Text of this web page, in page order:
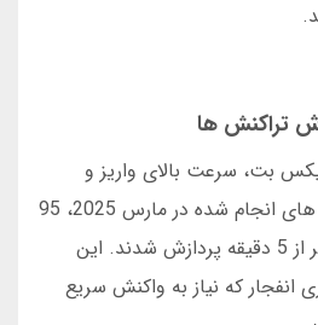
بت، سرعت بالای واریز و
برداشت است. در تست های انجام شده در مارس 2025، 95
درصد تراکنش ها در کمتر از 5 دقیقه پردازش شدند. این
که نیاز به واکنش سریع